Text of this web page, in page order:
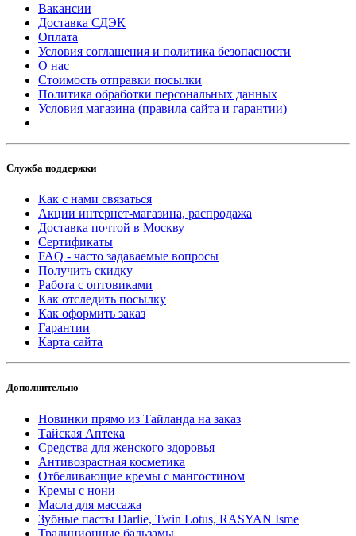
Вакансии
Доставка СДЭК
Оплата
Условия соглашения и политика безопасности
О нас
Стоимость отправки посылки
Политика обработки персональных данных
Условия магазина (правила сайта и гарантии)
Служба поддержки
Как с нами связаться
Акции интернет-магазина, распродажа
Доставка почтой в Москву
Сертификаты
FAQ - часто задаваемые вопросы
Получить скидку
Работа с оптовиками
Как отследить посылку
Как оформить заказ
Гарантии
Карта сайта
Дополнительно
Новинки прямо из Тайланда на заказ
Тайская Аптека
Средства для женского здоровья
Антивозрастная косметика
Отбеливающие кремы с мангостином
Кремы с нони
Масла для массажа
Зубные пасты Darlie, Twin Lotus, RASYAN Isme
Традиционные бальзамы